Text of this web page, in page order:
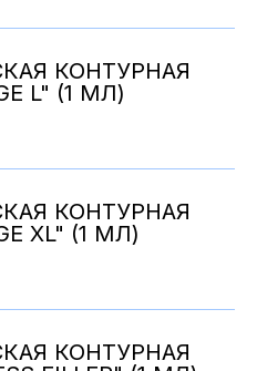
КОНТУРНАЯ
L" (1 МЛ)
КОНТУРНАЯ
XL" (1 МЛ)
КОНТУРНАЯ